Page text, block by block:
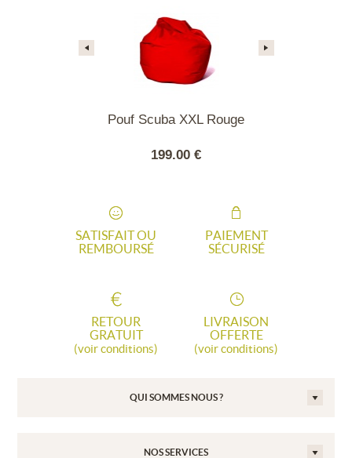
Pouf Scuba XXL Rouge
199.00 €
SATISFAIT OU
REMBOURSÉ
PAIEMENT
SÉCURISÉ
RETOUR
GRATUIT
(voir conditions)
LIVRAISON
OFFERTE
(voir conditions)
QUI SOMMES NOUS ?
NOS SERVICES